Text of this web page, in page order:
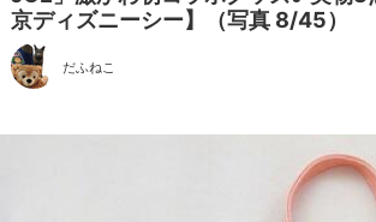
京ディズニーシー】（写真 8/45）
だふねこ